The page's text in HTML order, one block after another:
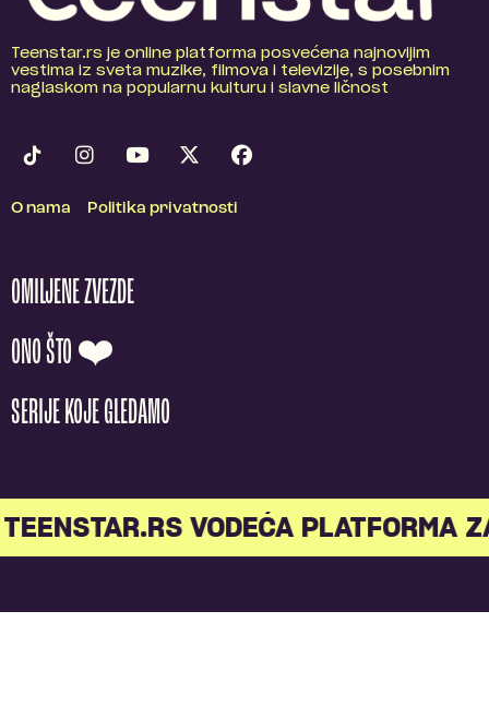
Teenstar.rs je online platforma posvećena najnovijim
vestima iz sveta muzike, filmova i televizije, s posebnim
naglaskom na popularnu kulturu i slavne ličnost
O nama Politika privatnosti
OMILJENE ZVEZDE
ONO ŠTO ❤️
SERIJE KOJE GLEDAMO
VODEĆA PLATFORMA